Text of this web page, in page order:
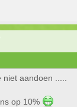
aandoen .....
op 10%